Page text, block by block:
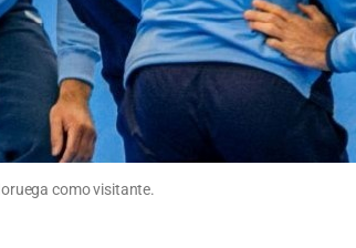
como visitante.